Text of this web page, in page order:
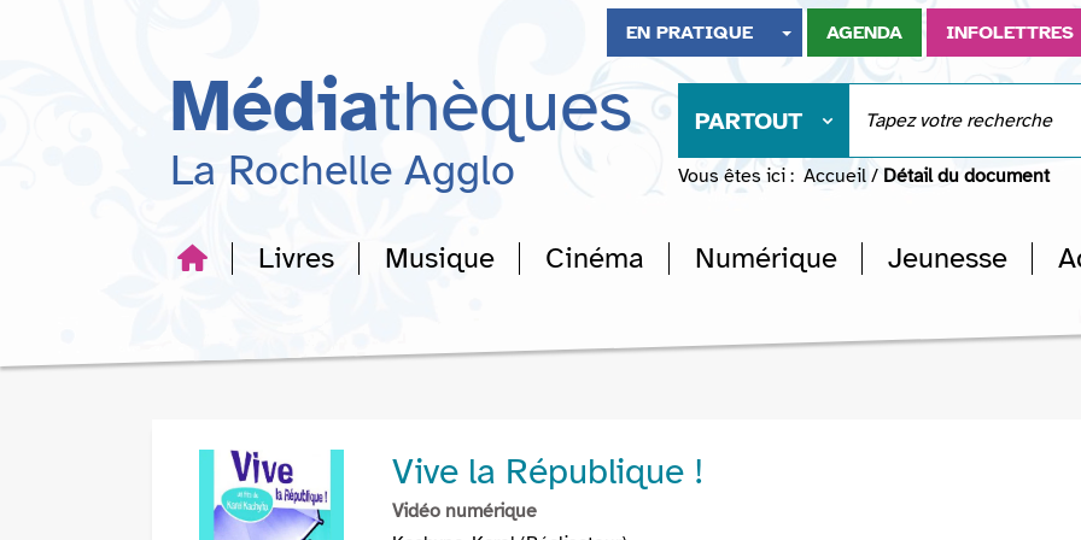
recherche
EN PRATIQUE AGENDA INFOLETTRES
Médiathèques
La Rochelle Agglo
PARTOUT
Vous êtes ici : Accueil / Détail du document
Livres Musique Cinéma Numérique Jeunesse
Vive la République !
Vidéo numérique